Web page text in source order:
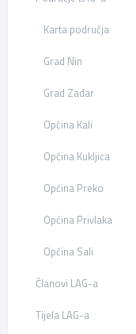
Karta područja
Grad Nin
Grad Zadar
Općina Kali
Općina Kukljica
Općina Preko
Općina Privlaka
Općina Sali
Članovi LAG-a
Tijela LAG-a